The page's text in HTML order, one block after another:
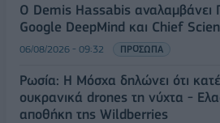
Ο Demis Hassabis αναλαμβάνει
Google DeepMind και Chief
06/08/2026 - 09:32 ΠΡΟΣΩΠΑ
Ρωσία: Η Μόσχα δηλώνει ότι
ουκρανικά drones τη νύχτα -
αποθήκη της Wildberries